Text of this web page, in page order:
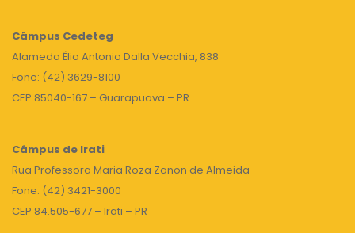
Câmpus Cedeteg
Alameda Élio Antonio Dalla Vecchia, 838
Fone: (42) 3629-8100
CEP 85040-167 – Guarapuava – PR
Câmpus de Irati
Rua Professora Maria Roza Zanon de Almeida
Fone: (42) 3421-3000
CEP 84.505-677 – Irati – PR